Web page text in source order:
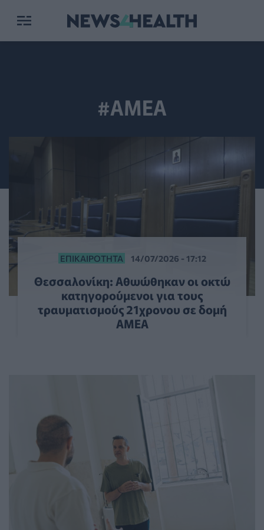
#ΑΜΕΑ
ΕΠΙΚΑΙΡΌΤΗΤΑ 14/07/2026 - 17:12
Θεσσαλονίκη: Αθωώθηκαν οι οκτώ
κατηγορούμενοι για τους
τραυματισμούς 21χρονου σε δομή
ΑΜΕΑ